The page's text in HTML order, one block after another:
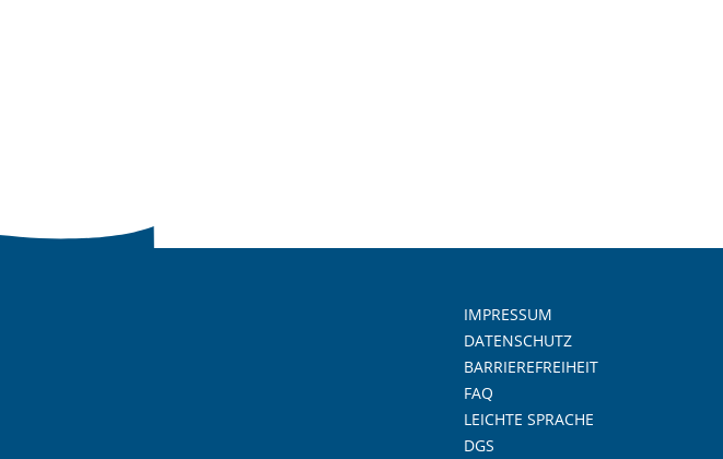
IMPRESSUM
DATENSCHUTZ
BARRIEREFREIHEIT
FAQ
LEICHTE SPRACHE
DGS